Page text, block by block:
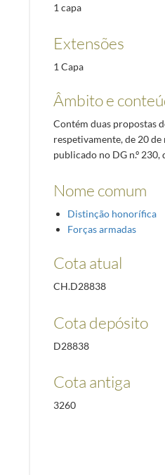
1 capa
Extensões
1 Capa
Âmbito e
Contém duas propostas
respetivamente, de 20
publicado no DG n.º
Nome comum
Distinção honorífica
Forças armadas
Cota atual
CH.D28838
Cota depósito
D28838
Cota antiga
3260